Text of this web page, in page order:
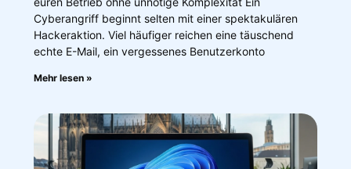
Cyberangriff beginnt selten mit einer spektakulären
Hackeraktion. Viel häufiger reichen eine täuschend
echte E-Mail, ein vergessenes Benutzerkonto
Mehr lesen »